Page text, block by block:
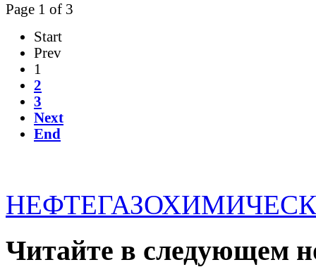
Page 1 of 3
Start
Prev
1
2
3
Next
End
Читайте в следующем